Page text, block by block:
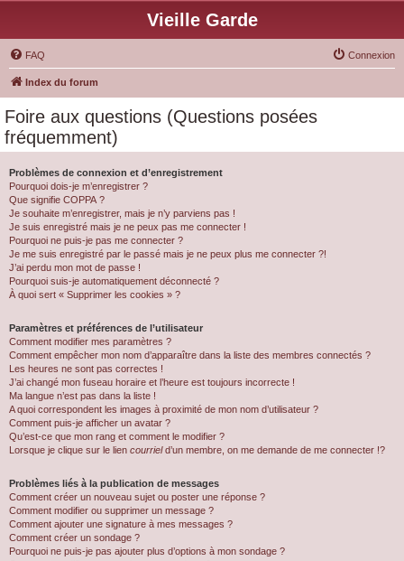
Vieille Garde
FAQ Connexion
Index du forum
Foire aux questions (Questions posées
fréquemment)
Problèmes de connexion et d’enregistrement
Pourquoi dois-je m’enregistrer ?
Que signifie COPPA ?
Je souhaite m’enregistrer, mais je n’y parviens pas !
Je suis enregistré mais je ne peux pas me connecter !
Pourquoi ne puis-je pas me connecter ?
Je me suis enregistré par le passé mais je ne peux plus me connecter ?!
J’ai perdu mon mot de passe !
Pourquoi suis-je automatiquement déconnecté ?
À quoi sert « Supprimer les cookies » ?
Paramètres et préférences de l’utilisateur
Comment modifier mes paramètres ?
Comment empêcher mon nom d’apparaître dans la liste des membres connectés ?
Les heures ne sont pas correctes !
J’ai changé mon fuseau horaire et l’heure est toujours incorrecte !
Ma langue n’est pas dans la liste !
A quoi correspondent les images à proximité de mon nom d’utilisateur ?
Comment puis-je afficher un avatar ?
Qu’est-ce que mon rang et comment le modifier ?
Lorsque je clique sur le lien courrield’un membre, on me demande de me connecter !?
Problèmes liés à la publication de messages
Comment créer un nouveau sujet ou poster une réponse ?
Comment modifier ou supprimer un message ?
Comment ajouter une signature à mes messages ?
Comment créer un sondage ?
Pourquoi ne puis-je pas ajouter plus d’options à mon sondage ?